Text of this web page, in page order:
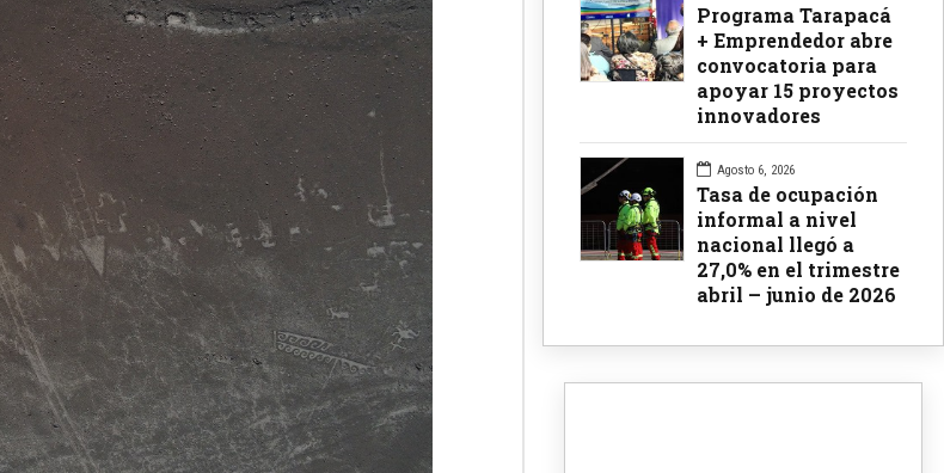
Programa Tarapacá
+ Emprendedor abre
convocatoria para
apoyar 15 proyectos
innovadores
Agosto 6, 2026
Tasa de ocupación
informal a nivel
nacional llegó a
27,0% en el trimestre
abril – junio de 2026